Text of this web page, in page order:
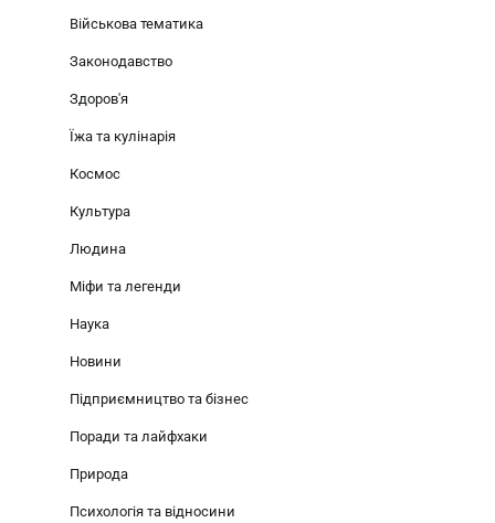
Військова тематика
Законодавство
Здоров'я
Їжа та кулінарія
Космос
Культура
Людина
Міфи та легенди
Наука
Новини
Підприємництво та бізнес
Поради та лайфхаки
Природа
Психологія та відносини